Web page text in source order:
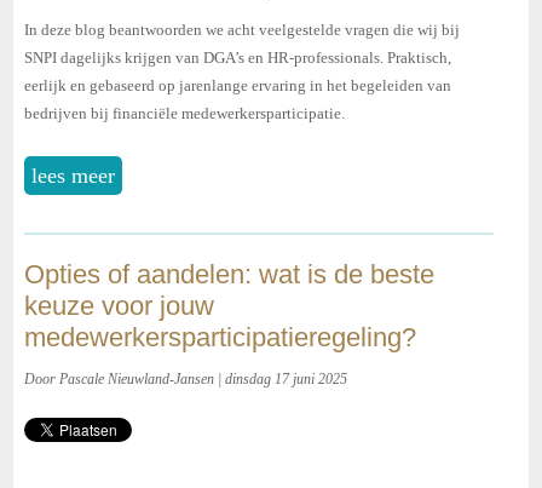
In deze blog beantwoorden we acht veelgestelde vragen die wij bij
SNPI dagelijks krijgen van DGA’s en HR-professionals. Praktisch,
eerlijk en gebaseerd op jarenlange ervaring in het begeleiden van
bedrijven bij financiële medewerkersparticipatie.
lees meer
Opties of aandelen: wat is de beste
keuze voor jouw
medewerkersparticipatieregeling?
Door Pascale Nieuwland-Jansen | dinsdag 17 juni 2025